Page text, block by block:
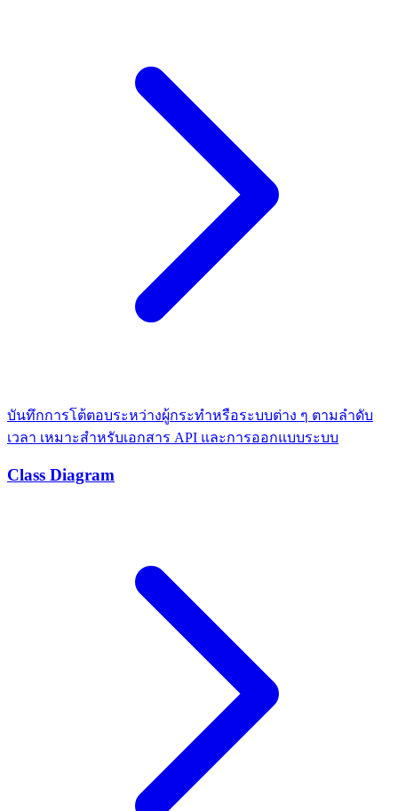
บันทึกการโต้ตอบระหว่างผู้กระทำหรือระบบต่าง ๆ ตามลำดับ
เวลา เหมาะสำหรับเอกสาร API และการออกแบบระบบ
Class Diagram